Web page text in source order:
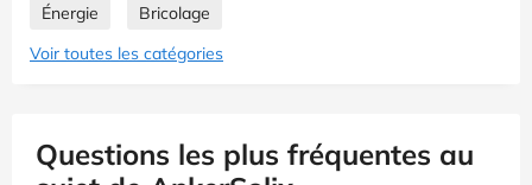
Énergie
Bricolage
Voir toutes les catégories
Questions les plus fréquentes au